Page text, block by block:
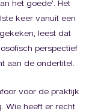
het goede’. Het
keer vanuit een
leest dat
perspectief
aan de ondertitel.
voor de praktijk
Wie heeft er recht